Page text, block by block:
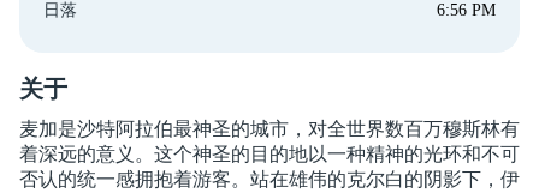
日落 6:56 PM
关于
麦加是沙特阿拉伯最神圣的城市，对全世界数百万穆斯林有
着深远的意义。这个神圣的目的地以一种精神的光环和不可
否认的统一感拥抱着游客。站在雄伟的克尔白的阴影下，伊